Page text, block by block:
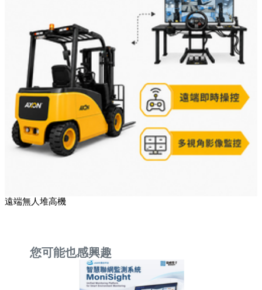
遠端無人堆高機
您可能也感興趣